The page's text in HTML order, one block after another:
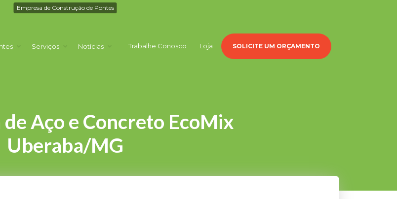
Empresa de Construção de Pontes
Serviços Notícias Trabalhe Conosco Loja SOLICITE UM ORÇAMENTO
Aço e Concreto EcoMix
Uberaba/MG